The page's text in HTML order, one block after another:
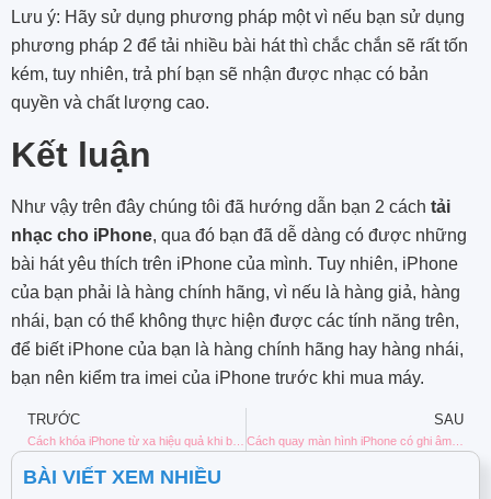
Lưu ý: Hãy sử dụng phương pháp một vì nếu bạn sử dụng
phương pháp 2 để tải nhiều bài hát thì chắc chắn sẽ rất tốn
kém, tuy nhiên, trả phí bạn sẽ nhận được nhạc có bản
quyền và chất lượng cao.
Kết luận
Như vậy trên đây chúng tôi đã hướng dẫn bạn 2 cách tải
nhạc cho iPhone, qua đó bạn đã dễ dàng có được những
bài hát yêu thích trên iPhone của mình. Tuy nhiên, iPhone
của bạn phải là hàng chính hãng, vì nếu là hàng giả, hàng
nhái, bạn có thể không thực hiện được các tính năng trên,
để biết iPhone của bạn là hàng chính hãng hay hàng nhái,
bạn nên kiểm tra imei của iPhone trước khi mua máy.
TRƯỚC SAU
Cách quay màn hình iPhone có ghi âm tiếng nhanh, đơn giản nhất
BÀI VIẾT XEM NHIỀU